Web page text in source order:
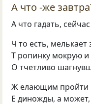
А что -же
А что гадать,
Ч то есть,
Т ропинку мокрую и
О тчетливо
Ж елающим пройти
Е диножды, а может,